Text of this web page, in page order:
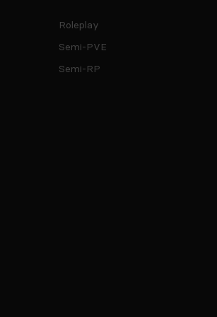
Roleplay
Semi-PVE
Semi-RP